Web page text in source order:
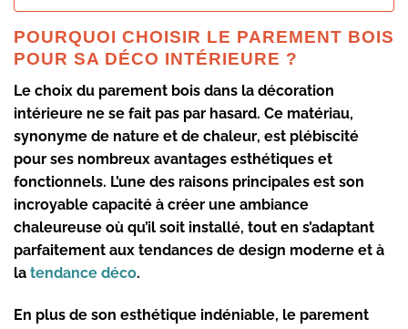
POURQUOI CHOISIR LE PAREMENT BOIS
POUR SA DÉCO INTÉRIEURE ?
Le choix du parement bois dans la décoration
intérieure ne se fait pas par hasard. Ce matériau,
synonyme de nature et de chaleur, est plébiscité
pour ses nombreux avantages esthétiques et
fonctionnels. L’une des raisons principales est son
incroyable capacité à créer une ambiance
chaleureuse où qu’il soit installé, tout en s’adaptant
parfaitement aux tendances de design moderne et à
la tendance déco.
En plus de son esthétique indéniable, le parement